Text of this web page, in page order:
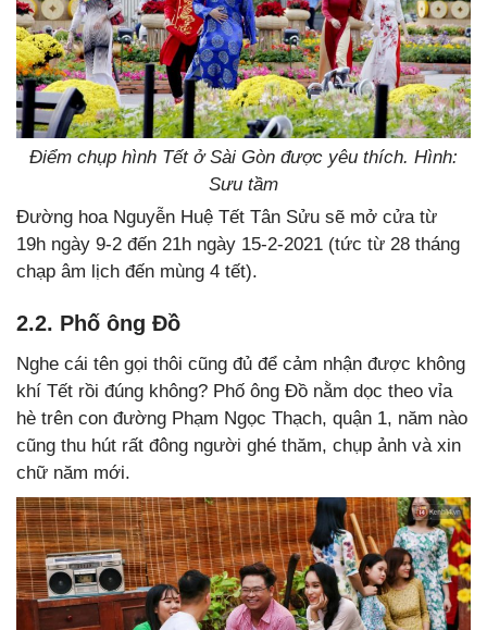
Điểm chụp hình Tết ở Sài Gòn được yêu thích. Hình:
Sưu tầm
Đường hoa Nguyễn Huệ Tết Tân Sửu sẽ mở cửa từ
19h ngày 9-2 đến 21h ngày 15-2-2021 (tức từ 28 tháng
chạp âm lịch đến mùng 4 tết).
2.2. Phố ông Đồ
Nghe cái tên gọi thôi cũng đủ để cảm nhận được không
khí Tết rồi đúng không? Phố ông Đồ nằm dọc theo vỉa
hè trên con đường Phạm Ngọc Thạch, quận 1, năm nào
cũng thu hút rất đông người ghé thăm, chụp ảnh và xin
chữ năm mới.